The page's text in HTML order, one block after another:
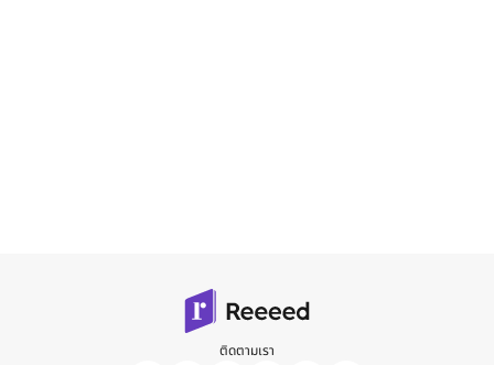
ติดตามเรา